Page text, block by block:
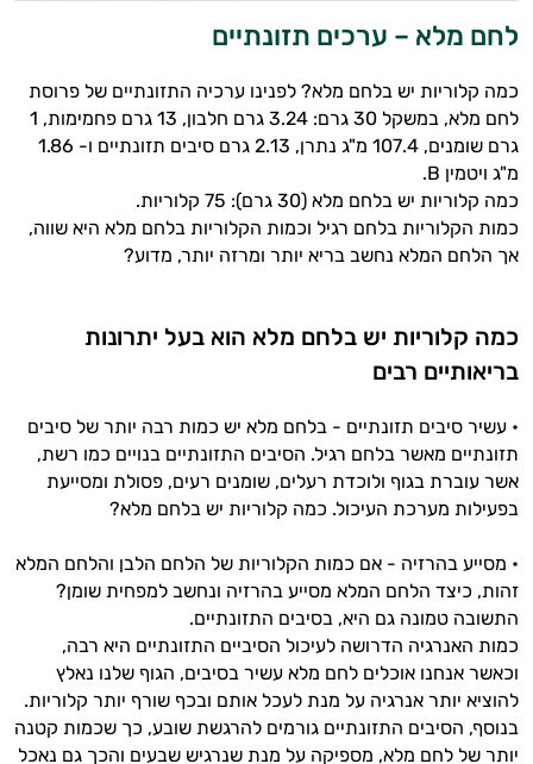
לחם מלא – ערכים תזונתיים
כמה קלוריות יש בלחם מלא? לפנינו ערכיה התזונתיים של פרוסת
לחם מלא, במשקל 30 גרם: 3.24 גרם חלבון, 13 גרם פחמימות, 1
גרם שומנים, 107.4 מ"ג נתרן, 2.13 גרם סיבים תזונתיים ו- 1.86
מ"ג ויטמין B.
כמה קלוריות יש בלחם מלא (30 גרם): 75 קלוריות.
כמות הקלוריות בלחם רגיל וכמות הקלוריות בלחם מלא היא שווה,
אך הלחם המלא נחשב בריא יותר ומרזה יותר, מדוע?
כמה קלוריות יש בלחם מלא הוא בעל יתרונות
בריאותיים רבים
• עשיר סיבים תזונתיים - בלחם מלא יש כמות רבה יותר של סיבים
תזונתיים מאשר בלחם רגיל. הסיבים התזונתיים בנויים כמו רשת,
אשר עוברת בגוף ולוכדת רעלים, שומנים רעים, פסולת ומסייעת
בפעילות מערכת העיכול. כמה קלוריות יש בלחם מלא?
• מסייע בהרזיה - אם כמות הקלוריות של הלחם הלבן והלחם המלא
זהות, כיצד הלחם המלא מסייע בהרזיה ונחשב למפחית שומן?
התשובה טמונה גם היא, בסיבים התזונתיים.
כמות האנרגיה הדרושה לעיכול הסיביים התזונתיים היא רבה,
וכאשר אנחנו אוכלים לחם מלא עשיר בסיבים, הגוף שלנו נאלץ
להוציא יותר אנרגיה על מנת לעכל אותם ובכף שורף יותר קלוריות.
בנוסף, הסיבים התזונתיים גורמים להרגשת שובע, כך שכמות קטנה
יותר של לחם מלא, מספיקה על מנת שנרגיש שבעים והכך גם נאכל